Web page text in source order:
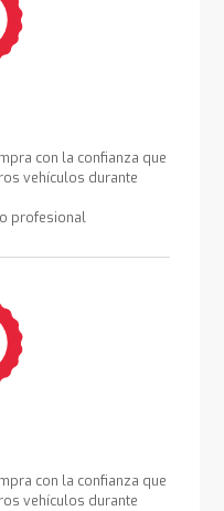
con la confianza que
vehículos durante
profesional
con la confianza que
vehículos durante